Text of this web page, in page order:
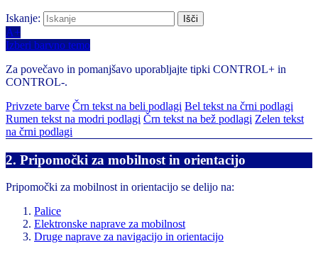
Iskanje:
A+
Izberi barvno temo
Za povečavo in pomanjšavo uporabljajte tipki CONTROL+ in
CONTROL-.
Privzete barve Črn tekst na beli podlagi Bel tekst na črni podlagi
Rumen tekst na modri podlagi Črn tekst na bež podlagi Zelen tekst
na črni podlagi
2. Pripomočki za mobilnost in orientacijo
Pripomočki za mobilnost in orientacijo se delijo na:
Palice
Elektronske naprave za mobilnost
Druge naprave za navigacijo in orientacijo